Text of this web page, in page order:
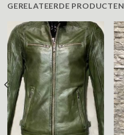
GERELATEERDE PRODUCTEN